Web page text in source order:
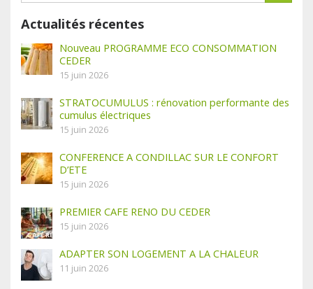
Actualités récentes
Nouveau PROGRAMME ECO CONSOMMATION
CEDER
15 juin 2026
STRATOCUMULUS : rénovation performante des
cumulus électriques
15 juin 2026
CONFERENCE A CONDILLAC SUR LE CONFORT
D’ETE
15 juin 2026
PREMIER CAFE RENO DU CEDER
15 juin 2026
ADAPTER SON LOGEMENT A LA CHALEUR
11 juin 2026